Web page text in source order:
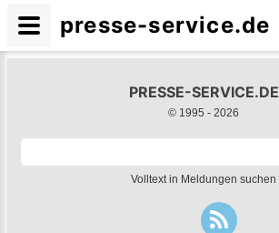
PRESSE-SERVICE.DE
© 1995 - 2026
Volltext in Meldungen suchen
presse-service.de